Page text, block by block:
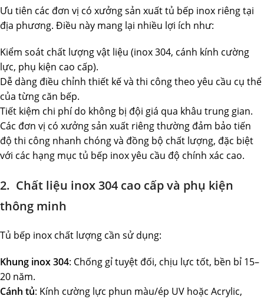
Ưu tiên các đơn vị có xưởng sản xuất tủ bếp inox riêng tại
địa phương. Điều này mang lại nhiều lợi ích như:
Kiểm soát chất lượng vật liệu (inox 304, cánh kính cường
lực, phụ kiện cao cấp).
Dễ dàng điều chỉnh thiết kế và thi công theo yêu cầu cụ thể
của từng căn bếp.
Tiết kiệm chi phí do không bị đội giá qua khâu trung gian.
Các đơn vị có xưởng sản xuất riêng thường đảm bảo tiến
độ thi công nhanh chóng và đồng bộ chất lượng, đặc biệt
với các hạng mục tủ bếp inox yêu cầu độ chính xác cao.
2. Chất liệu inox 304 cao cấp và phụ kiện
thông minh
Tủ bếp inox chất lượng cần sử dụng:
Khung inox 304: Chống gỉ tuyệt đối, chịu lực tốt, bền bỉ 15–
20 năm.
Cánh tủ: Kính cường lực phun màu/ép UV hoặc Acrylic,